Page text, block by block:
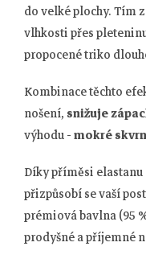
do velké plochy. Tím
vlhkosti přes
propocené triko
Kombinace těchto
nošení, snižuje
výhodu -mokré
Díky příměsi
přizpůsobí se vaší
prémiová bavlna (95
prodyšné a příjemné